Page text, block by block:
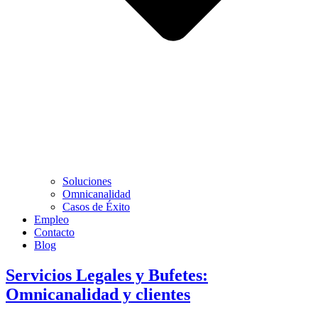
Soluciones
Omnicanalidad
Casos de Éxito
Empleo
Contacto
Blog
Servicios Legales y Bufetes:
Omnicanalidad y clientes